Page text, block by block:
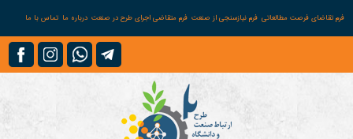
فرم تقاضای فرصت مطالعاتی فرم نیازسنجی از صنعت فرم متقاضی اجرای طرح در صنعت درباره ما تماس با ما